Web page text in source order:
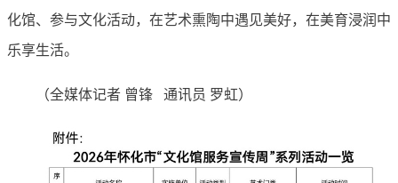
化馆、参与文化活动，在艺术熏陶中遇见美好，在美育浸润中
乐享生活。
（全媒体记者 曾锋 通讯员 罗虹）